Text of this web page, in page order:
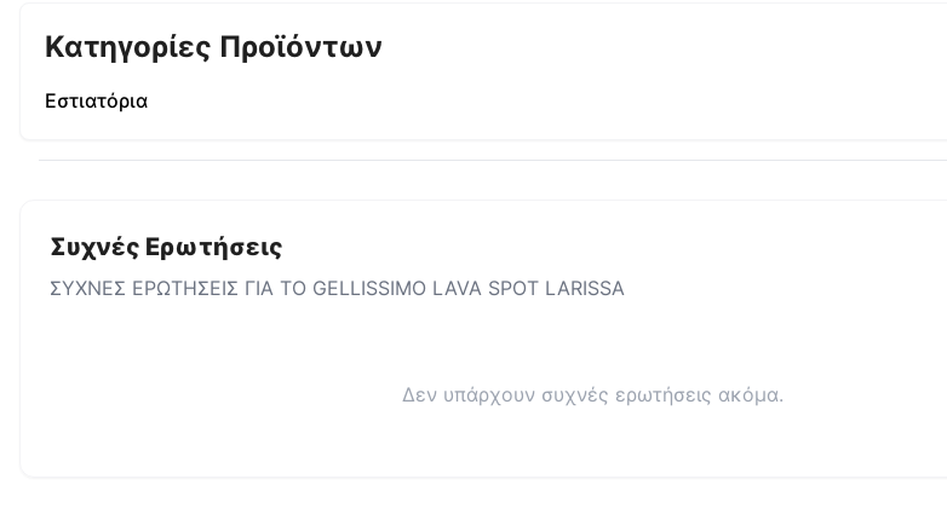
Κατηγορίες Προϊόντων
Εστιατόρια
Συχνές Ερωτήσεις
ΣΥΧΝΕΣ ΕΡΩΤΗΣΕΙΣ ΓΙΑ ΤΟ GELLISSIMO LAVA SPOT LARISSA
Δεν υπάρχουν συχνές ερωτήσεις ακόμα.